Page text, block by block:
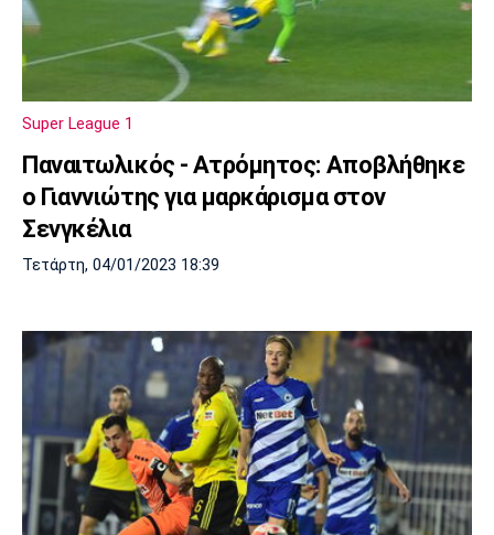
Super League 1
Παναιτωλικός - Ατρόμητος: Αποβλήθηκε
ο Γιαννιώτης για μαρκάρισμα στον
Σενγκέλια
Τετάρτη, 04/01/2023 18:39